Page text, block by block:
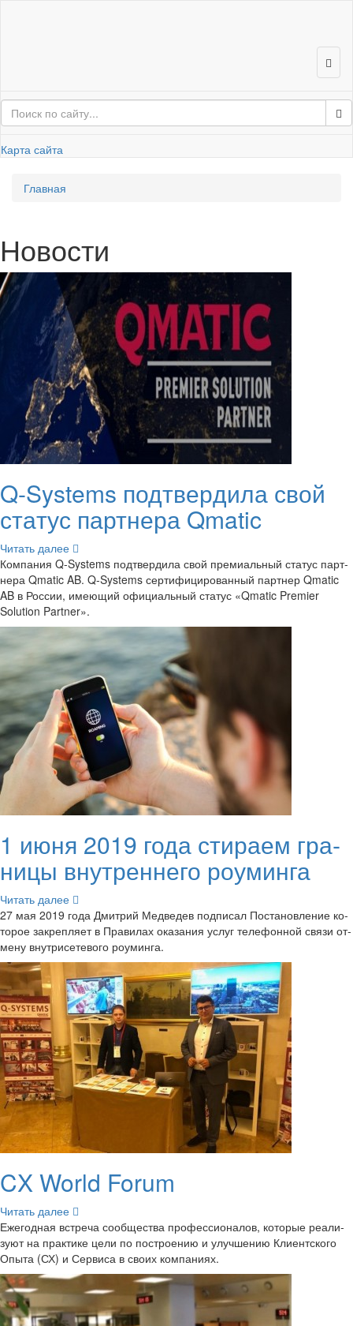
Карта сайта
Глав­ная
Но­во­сти
Q-​Systems под­твер­ди­ла свой
ста­тус парт­не­ра Qmatic
Чи­тать далее
Ком­па­ния Q-​Systems под­твер­ди­ла свой пре­ми­аль­ный ста­тус парт­
не­ра Qmatic AB. Q-​Systems сер­ти­фи­ци­ро­ван­ный парт­нер Qmatic
AB в Рос­сии, име­ю­щий офи­ци­аль­ный ста­тус «Qmatic Premier
Solution Partner».
1 июня 2019 года сти­ра­ем гра­
ни­цы внут­рен­не­го ро­умин­га
Чи­тать далее
27 мая 2019 года Дмит­рий Мед­ве­дев под­пи­сал По­ста­нов­ле­ние ко­
то­рое за­креп­ля­ет в Пра­ви­лах ока­за­ния услуг те­ле­фон­ной связи от­
ме­ну внут­ри­се­те­во­го ро­умин­га.
CX World Forum
Чи­тать далее
Еже­год­ная встре­ча со­об­ще­ства про­фес­си­о­на­лов, ко­то­рые ре­а­ли­
зу­ют на прак­ти­ке цели по по­стро­е­нию и улуч­ше­нию Кли­ент­ско­го
Опыта (СХ) и Сер­ви­са в своих ком­па­ни­ях.